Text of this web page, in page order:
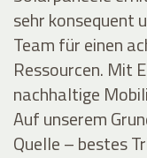
sehr konsequent
Team für einen
Ressourcen. Mit
nachhaltige
Auf unserem
Quelle – bestes